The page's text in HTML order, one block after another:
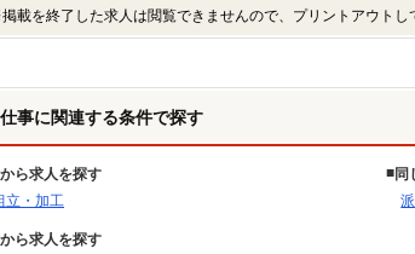
載を終了した求人は閲覧できませんので、プリントアウトし
事に関連する条件で探す
ら求人を探す
立・加工
同
ら求人を探す